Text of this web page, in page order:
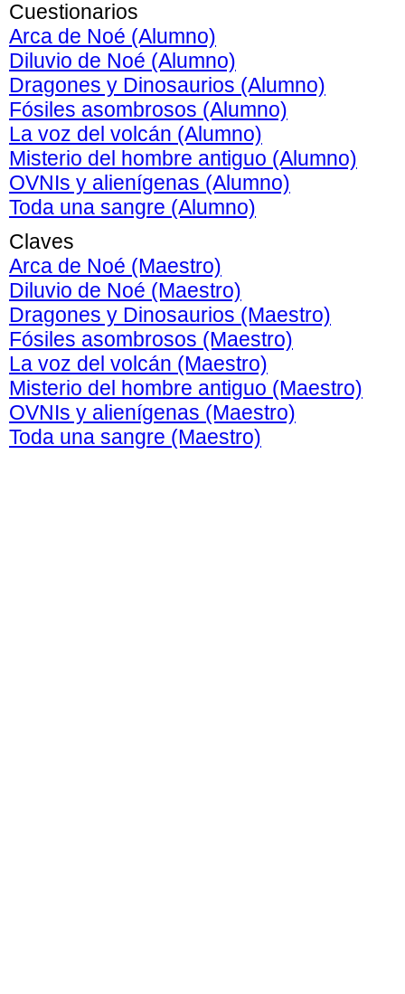
Cuestionarios
Arca de Noé (Alumno)
Diluvio de Noé (Alumno)
Dragones y Dinosaurios (Alumno)
Fósiles asombrosos (Alumno)
La voz del volcán (Alumno)
Misterio del hombre antiguo (Alumno)
OVNIs y alienígenas (Alumno)
Toda una sangre (Alumno)
Claves
Arca de Noé (Maestro)
Diluvio de Noé (Maestro)
Dragones y Dinosaurios (Maestro)
Fósiles asombrosos (Maestro)
La voz del volcán (Maestro)
Misterio del hombre antiguo (Maestro)
OVNIs y alienígenas (Maestro)
Toda una sangre (Maestro)